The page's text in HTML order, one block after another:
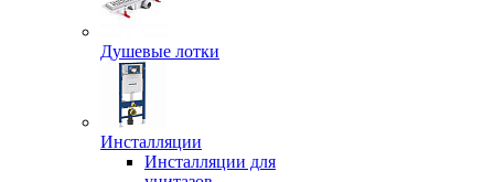
Душевые лотки
Инсталляции
Инсталляции для